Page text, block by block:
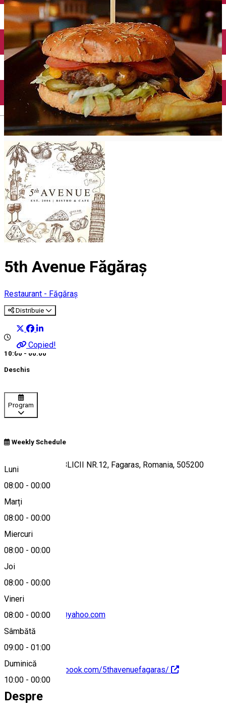
English
5th Avenue Făgăraș
Restaurant - Făgăraș
Distribuie
Copied!
10:00 - 00:00
Deschis
Program
Weekly Schedule
Luni
08:00 - 00:00
Marți
08:00 - 00:00
Miercuri
08:00 - 00:00
Joi
08:00 - 00:00
Vineri
08:00 - 00:00
Sâmbătă
09:00 - 01:00
Duminică
10:00 - 00:00
FAGARAS, REPUBLICII NR.12, Fagaras, Romania, 505200
Hartă
the_5th_avenue@yahoo.com
https://www.facebook.com/5thavenuefagaras/
Despre